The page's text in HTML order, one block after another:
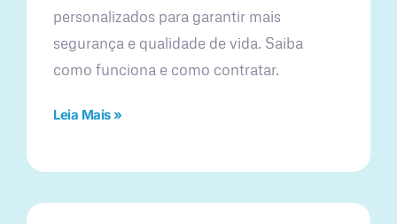
personalizados para garantir mais
segurança e qualidade de vida. Saiba
como funciona e como contratar.
Leia Mais »